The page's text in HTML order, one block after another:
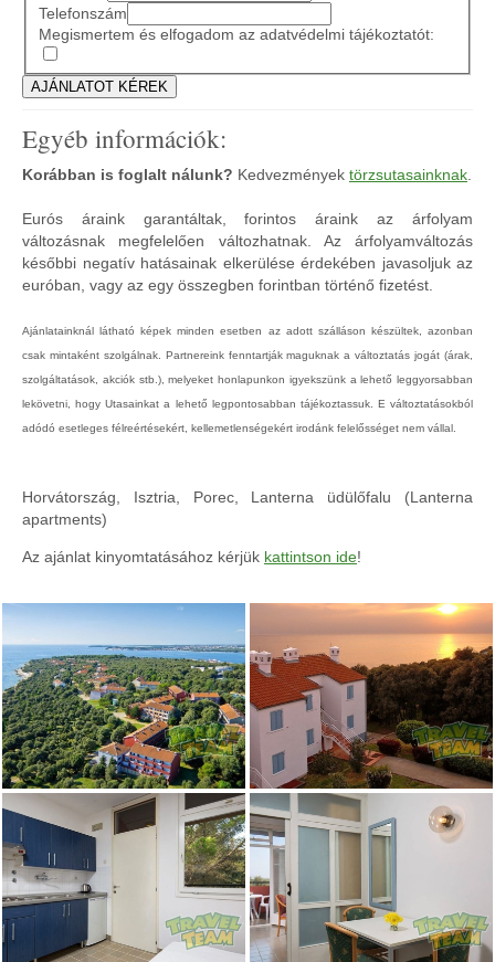
Telefonszám
Megismertem és elfogadom az adatvédelmi tájékoztatót:
Egyéb információk:
Korábban is foglalt nálunk? Kedvezmények törzsutasainknak.
Eurós áraink garantáltak, forintos áraink az árfolyam
változásnak megfelelően változhatnak. Az árfolyamváltozás
későbbi negatív hatásainak elkerülése érdekében javasoljuk az
euróban, vagy az egy összegben forintban történő fizetést.
Ajánlatainknál látható képek minden esetben az adott szálláson készültek, azonban
csak mintaként szolgálnak. Partnereink fenntartják maguknak a változtatás jogát (árak,
szolgáltatások, akciók stb.), melyeket honlapunkon igyekszünk a lehető leggyorsabban
lekövetni, hogy Utasainkat a lehető legpontosabban tájékoztassuk. E változtatásokból
adódó esetleges félreértésekért, kellemetlenségekért irodánk felelősséget nem vállal.
Horvátország, Isztria, Porec, Lanterna üdülőfalu (Lanterna
apartments)
Az ajánlat kinyomtatásához kérjük kattintson ide!